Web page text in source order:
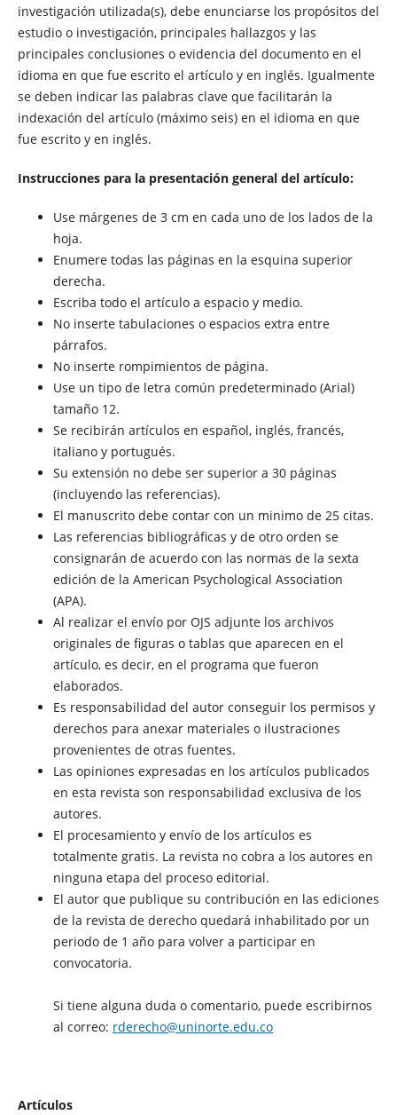
investigación utilizada(s), debe enunciarse los propósitos del
estudio o investigación, principales hallazgos y las
principales conclusiones o evidencia del documento en el
idioma en que fue escrito el artículo y en inglés. Igualmente
se deben indicar las palabras clave que facilitarán la
indexación del artículo (máximo seis) en el idioma en que
fue escrito y en inglés.
Instrucciones para la presentación general del artículo:
Use márgenes de 3 cm en cada uno de los lados de la
hoja.
Enumere todas las páginas en la esquina superior
derecha.
Escriba todo el artículo a espacio y medio.
No inserte tabulaciones o espacios extra entre
párrafos.
No inserte rompimientos de página.
Use un tipo de letra común predeterminado (Arial)
tamaño 12.
Se recibirán artículos en español, inglés, francés,
italiano y portugués.
Su extensión no debe ser superior a 30 páginas
(incluyendo las referencias).
El manuscrito debe contar con un minimo de 25 citas.
Las referencias bibliográficas y de otro orden se
consignarán de acuerdo con las normas de la sexta
edición de la American Psychological Association
(APA).
Al realizar el envío por OJS adjunte los archivos
originales de figuras o tablas que aparecen en el
artículo, es decir, en el programa que fueron
elaborados.
Es responsabilidad del autor conseguir los permisos y
derechos para anexar materiales o ilustraciones
provenientes de otras fuentes.
Las opiniones expresadas en los artículos publicados
en esta revista son responsabilidad exclusiva de los
autores.
El procesamiento y envío de los artículos es
totalmente gratis. La revista no cobra a los autores en
ninguna etapa del proceso editorial.
El autor que publique su contribución en las ediciones
de la revista de derecho quedará inhabilitado por un
periodo de 1 año para volver a participar en
convocatoria.
Si tiene alguna duda o comentario, puede escribirnos
al correo: rderecho@uninorte.edu.co
Artículos